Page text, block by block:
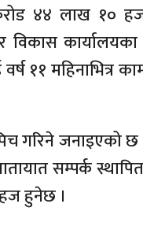
४४ लाख १०
विकास
११ महिनाभित्र
गरिने जनाइएको
सम्पर्क
हुनेछ ।